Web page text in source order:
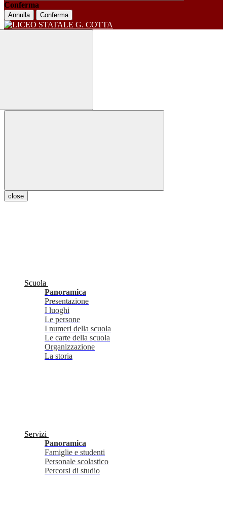
Conferma
Annulla Conferma
close
Scuola
Panoramica
Presentazione
I luoghi
Le persone
I numeri della scuola
Le carte della scuola
Organizzazione
La storia
Servizi
Panoramica
Famiglie e studenti
Personale scolastico
Percorsi di studio